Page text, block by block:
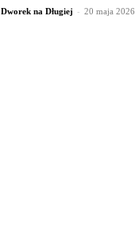
Dworek na Długiej - 20 maja 2026